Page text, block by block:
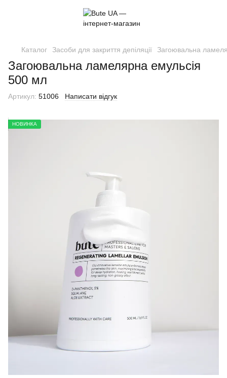
Каталог Засоби для закриття депіляції Загоювальна
Загоювальна ламелярна емульсія
500 мл
Артикул: 51006 Написати відгук
НОВИНКА